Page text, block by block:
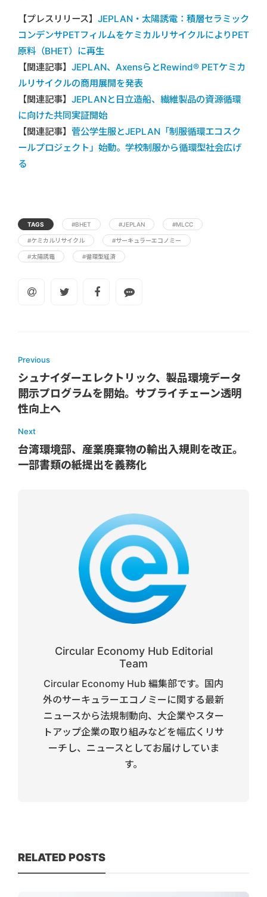
【プレスリリース】 JEPLAN・太陽誘電：積層セラミック
コンデンサPETフィルムをケミカルリサイクルによりPET
原料（BHET）に再生
【関連記事】 JEPLAN、AxensらとRewind® PETケミカ
ルリサイクルの商用展開を発表
【関連記事】 JEPLANと日立造船、繊維製品の資源循環
に向けた共同実証開始
【関連記事】 菅公学生服とJEPLAN「制服循環エコスク
ールプロジェクト」始動。学校制服から循環型社会広げ
る
TAGS #BHET #JEPLAN #MLCC
#ケミカルリサイクル #サーキュラーエコノミー
#太陽誘電 #循環型経済
Previous
シュナイダーエレクトリック、製品環境データ
開示プログラムを開始。サプライチェーン透明
性向上へ
Next
台湾環境部、産業廃棄物の輸出入規則を改正。
一部書類の紙提出を義務化
Circular Economy Hub Editorial
Team
Circular Economy Hub 編集部です。国内
外のサーキュラーエコノミーに関する最新
ニュースから法規制動向、大企業やスター
トアップ企業の取り組みなどを幅広くリサ
ーチし、ニュースとしてお届けしていま
す。
RELATED POSTS